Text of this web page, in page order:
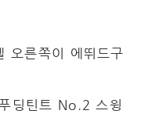
오른쪽이 에뛰드구
딩틴트 No.2 스윙